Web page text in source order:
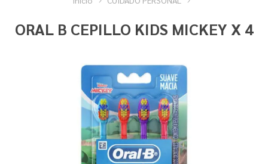
ORAL B CEPILLO KIDS MICKEY X 4